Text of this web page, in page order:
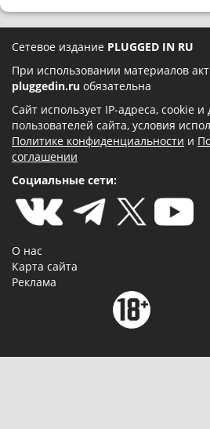
Сетевое издание PLUGGED IN RU
При использовании материалов
pluggedin.ru обязательна
Сайт использует IP-адреса, cookie
пользователей сайта, условия
Политике конфиденциальности и
соглашении
Социальные сети:
О нас
Карта сайта
Реклама